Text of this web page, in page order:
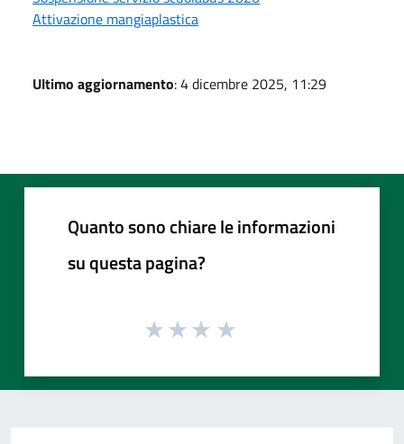
Attivazione mangiaplastica
Ultimo aggiornamento: 4 dicembre 2025, 11:29
Quanto sono chiare le informazioni
su questa pagina?